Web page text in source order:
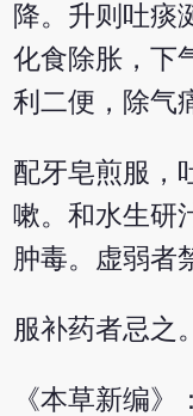
降。升则吐痰
化食除胀，下
利二便，除气
配牙皂煎服，
嗽。和水生研
肿毒。虚弱者
服补药者忌之。
《本草新编》